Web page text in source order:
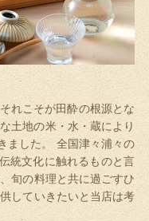
それこそが田酔の根源とな
土地の米・水・蔵により
ました。
全国津々浦々の
統文化に触れるものと言
旬の料理と共に過ごすひ
していきたいと当店は考